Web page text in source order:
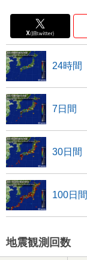
24時間
7日間
30日間
100日間
地震観測回数